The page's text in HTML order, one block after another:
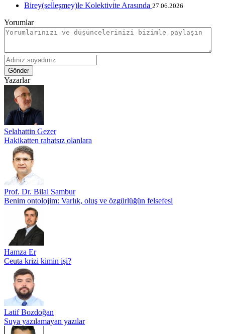
Birey(selleşmey)le Kolektivite Arasında 27.06.2026
Yorumlar
Gönder
Yazarlar
Selahattin Gezer
Hakikatten rahatsız olanlara
Prof. Dr. Bilal Sambur
Benim ontolojim: Varlık, oluş ve özgürlüğün felsefesi
Hamza Er
Ceuta krizi kimin işi?
Latif Bozdoğan
Suya yazılamayan yazılar